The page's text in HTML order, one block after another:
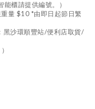
櫃請提供編號。）
量 $10 *由即日起節日繁
黑沙環順豐站/便利店取貨/